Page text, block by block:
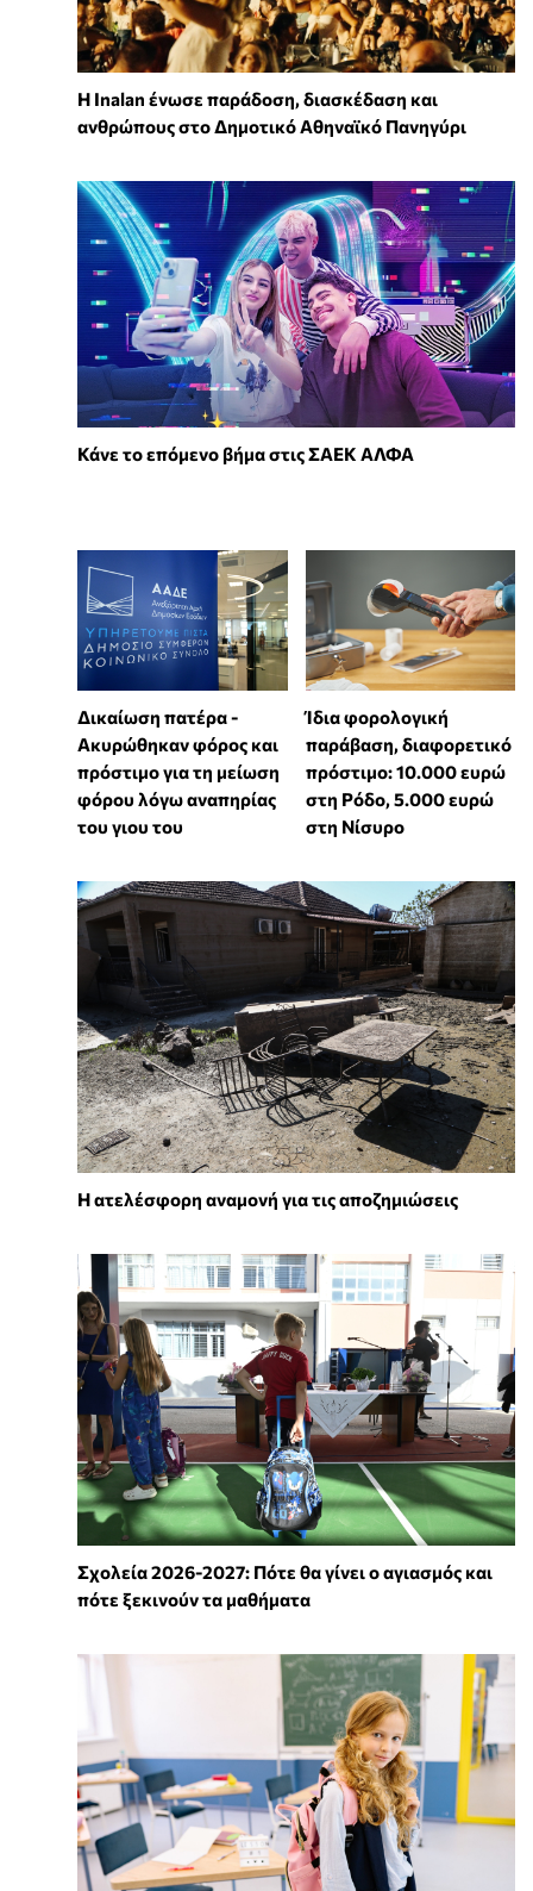
Η Inalan ένωσε παράδοση, διασκέδαση και
ανθρώπους στο Δημοτικό Αθηναϊκό Πανηγύρι
Κάνε το επόμενο βήμα στις ΣΑΕΚ ΑΛΦΑ
Δικαίωση πατέρα -
Ακυρώθηκαν φόρος και
πρόστιμο για τη μείωση
φόρου λόγω αναπηρίας
του γιου του
Ίδια φορολογική
παράβαση, διαφορετικό
πρόστιμο: 10.000 ευρώ
στη Ρόδο, 5.000 ευρώ
στη Νίσυρο
Η ατελέσφορη αναμονή για τις αποζημιώσεις
Σχολεία 2026-2027: Πότε θα γίνει ο αγιασμός και
πότε ξεκινούν τα μαθήματα